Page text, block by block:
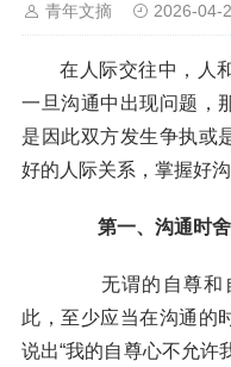
青年文摘 2026-04-
在人际交往中，人
一旦沟通中出现问题，
是因此双方发生争执或
好的人际关系，掌握好
第一、沟通时
无谓的自尊和自
此，至少应当在沟通的
说出“我的自尊心不允